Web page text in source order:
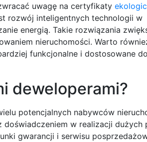
uwagę na certyfikaty
rozwój inteligentnych technologii w
energią. Takie rozwiązania
nieruchomości. Warto
funkcjonalne i dostosowane
deweloperami?
potencjalnych nabywców
w realizacji dużych
gwarancji i serwisu